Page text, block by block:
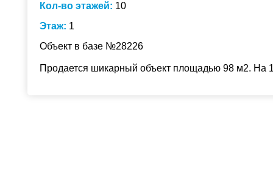
Кол-во этажей: 10
Этаж: 1
Объект в базе №28226
Продается шикарный объект площадью 98 м2. На